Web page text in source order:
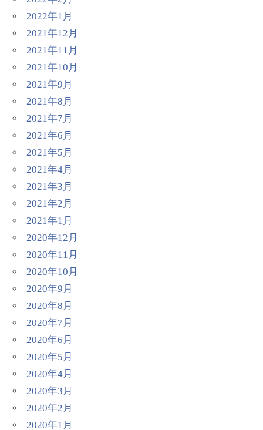
2022年1月
2021年12月
2021年11月
2021年10月
2021年9月
2021年8月
2021年7月
2021年6月
2021年5月
2021年4月
2021年3月
2021年2月
2021年1月
2020年12月
2020年11月
2020年10月
2020年9月
2020年8月
2020年7月
2020年6月
2020年5月
2020年4月
2020年3月
2020年2月
2020年1月